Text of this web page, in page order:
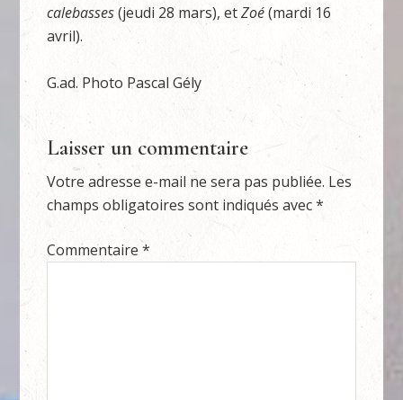
calebasses(jeudi 28 mars), etZoé(mardi 16
avril).
G.ad. Photo Pascal Gély
Laisser un commentaire
Votre adresse e-mail ne sera pas publiée. Les
champs obligatoires sont indiqués avec*
Commentaire*